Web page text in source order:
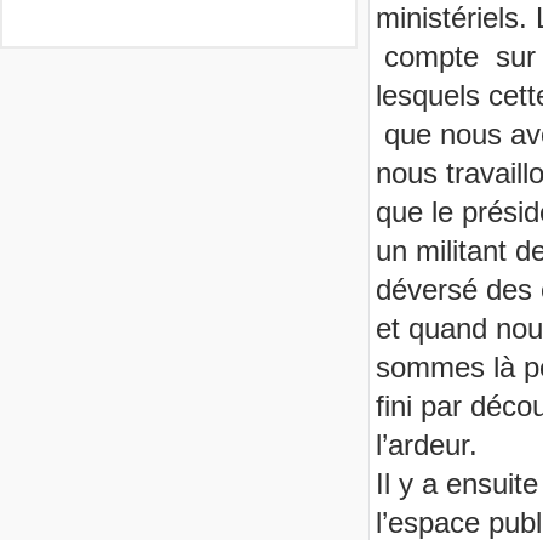
compte sur
lesquels
que nous
nous
que le
un militant
déversé des
et quand
sommes là
fini par
l’ardeur.
Il y a
l’espace